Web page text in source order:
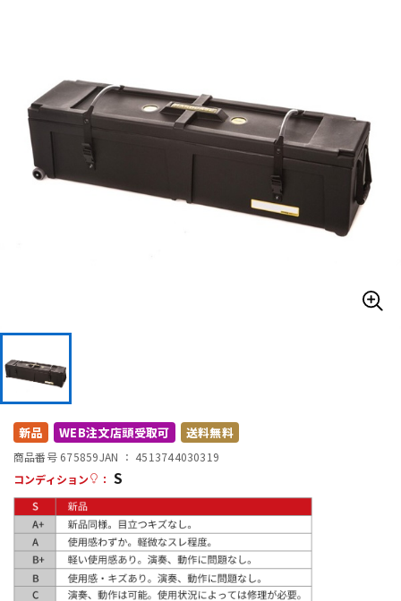
電子ピアノ
その他楽器
配信/ライブ機器
中古 ヴィンテージ
新品 WEB注文店頭受取可 送料無料
商品番号 675859JAN ： 4513744030319
コンディション
： S